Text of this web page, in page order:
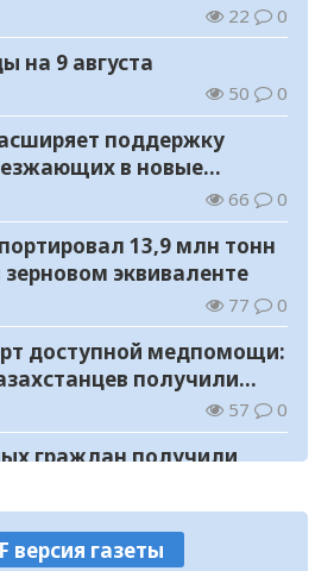
22 0
на 9 августа
50 0
поддержку
в новые
66 0
13,9 млн тонн
зерновом эквиваленте
77 0
доступной медпомощи:
получили
услуги
57 0
граждан получили
89 0
просвещения определило
версия газеты